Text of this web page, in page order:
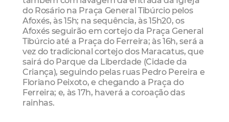
do Rosário na Praça General Tibúrcio pelos
Afoxés, às 15h; na sequência, às 15h20, os
Afoxés seguirão em cortejo da Praça General
Tibúrcio até a Praça do Ferreira; às 16h, será a
vez do tradicional cortejo dos Maracatus, que
sairá do Parque da Liberdade (Cidade da
Criança), seguindo pelas ruas Pedro Pereira e
Floriano Peixoto, e chegando a Praça do
Ferreira; e, às 17h, haverá a coroação das
rainhas.